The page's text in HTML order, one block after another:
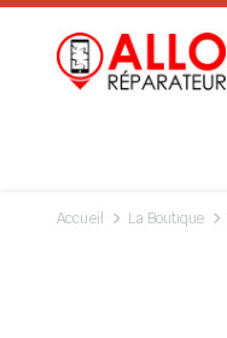
Accueil La Boutique